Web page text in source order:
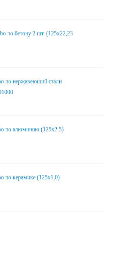
по бетону 2 шт. (125x22,23
по нержавеющий стали
по алюминию (125x2,5)
по керамике (125x1,0)